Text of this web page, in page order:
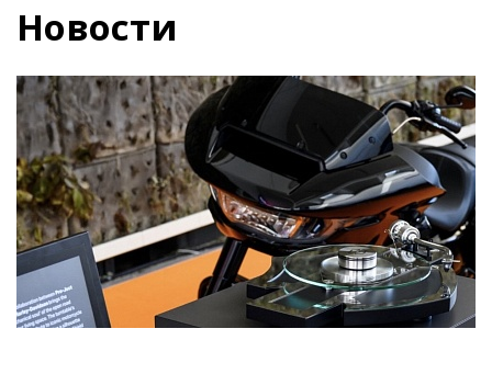
Новости